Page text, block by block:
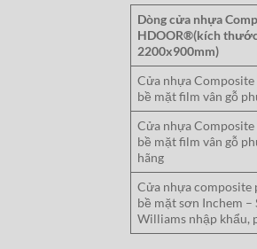
Dòng cửa nhựa
HDOOR®(kích
2200x900mm)
Cửa nhựa
bề mặt film vân gỗ
Cửa nhựa
bề mặt film vân gỗ
hãng
Cửa nhựa composite
bề mặt sơn Inchem –
Williams nhập khẩu,